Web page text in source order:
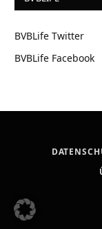
BVBLife Twitter
BVBLife Facebook